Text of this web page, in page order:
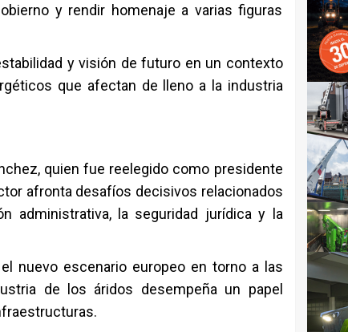
y rendir homenaje a varias figuras
y visión de futuro en un contexto
que afectan de lleno a la industria
, quien fue reelegido como presidente
afronta desafíos decisivos relacionados
administrativa, la seguridad jurídica y la
nuevo escenario europeo en torno a las
de los áridos desempeña un papel